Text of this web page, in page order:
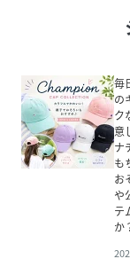
毎
の
ク
意
ナ
も
お
や
テ
か